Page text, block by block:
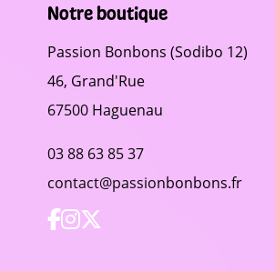
Notre boutique
Passion Bonbons (Sodibo 12)
46, Grand'Rue
67500 Haguenau
03 88 63 85 37
contact@passionbonbons.fr